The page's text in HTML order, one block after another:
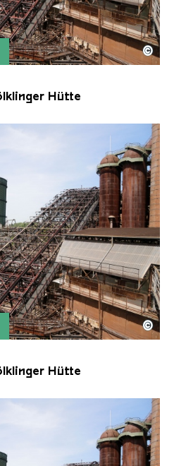
Völklinger Hütte mit
Völklinger Hütte | Karl
©
Hütte
Völklinger Hütte mit
Völklinger Hütte | Karl
©
Hütte